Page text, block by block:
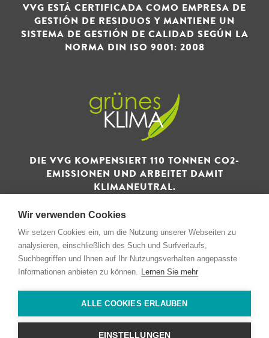
VVG ESTÁ CERTIFICADA COMO EMPRESA DE
GESTIÓN DE RESIDUOS Y MANTIENE UN
SISTEMA DE GESTIÓN DE CALIDAD SEGÚN LA
NORMA DIN ISO 9001: 2008
DIE VVG KOMPENSIERT 110 TONNEN CO2-
EMISSIONEN UND ARBEITET DAMIT
KLIMANEUTRAL.
© 1993 - 2026 Verwertungs- und Vertriebsgesellschaft GmbH
Wir verwenden Cookies
Wir setzen Cookies ein, um die Nutzung unserer Webseiten zu
analysieren, einschließlich des Such und Surfverlaufs,
Suchbegriffen und Ihnen auf Ihr Nutzungsverhalten angepasste
Informationen anbieten zu können. Lernen Sie mehr
ALLE COOKIES ERLAUBEN
EINSTELLUNGEN